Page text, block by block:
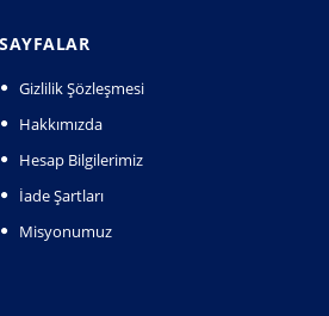
SAYFALAR
Gizlilik Şözleşmesi
Hakkımızda
Hesap Bilgilerimiz
İade Şartları
Misyonumuz